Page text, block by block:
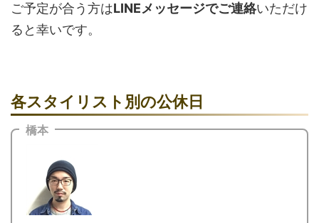
ご予定が合う方はLINEメッセージでご連絡いただけ
ると幸いです。
各スタイリスト別の公休日
橋本